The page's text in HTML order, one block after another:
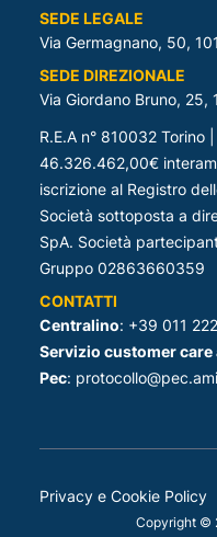
SEDE LEGALE
Via Germagnano, 50,
SEDE DIREZIONALE
Via Giordano Bruno, 25,
R.E.A n° 810032 Torino
46.326.462,00€
iscrizione al Registro
Società sottoposta a
SpA. Società
Gruppo 02863660359
CONTATTI
Centralino: +39 011
Servizio customer care
Pec:
Privacy e Cookie Policy
Copyright ©